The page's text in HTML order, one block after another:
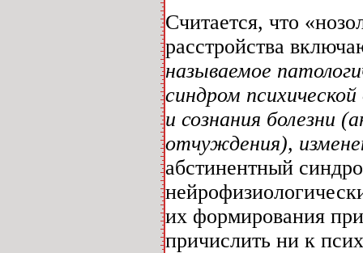
Считается, что
расстройства
называемое
синдром
и сознания болезни
отчуждения),
абстинентный
их формирования
причислить ни к